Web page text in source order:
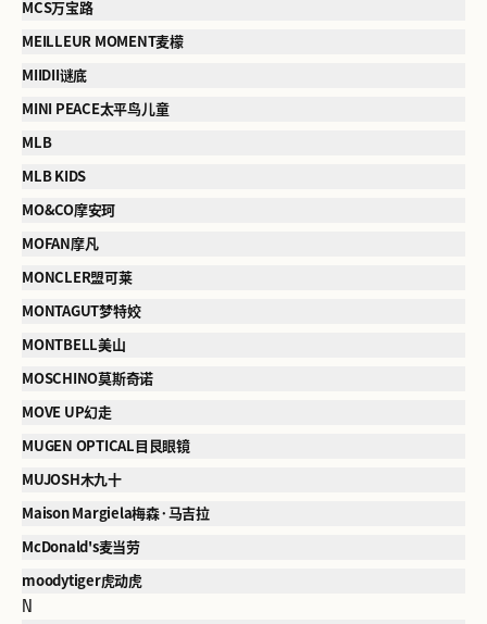
MCS万宝路
MEILLEUR MOMENT麦檬
MIIDII谜底
MINI PEACE太平鸟儿童
MLB
MLB KIDS
MO&CO摩安珂
MOFAN摩凡
MONCLER盟可莱
MONTAGUT梦特姣
MONTBELL美山
MOSCHINO莫斯奇诺
MOVE UP幻走
MUGEN OPTICAL目艮眼镜
MUJOSH木九十
Maison Margiela梅森·马吉拉
McDonald's麦当劳
moodytiger虎动虎
N